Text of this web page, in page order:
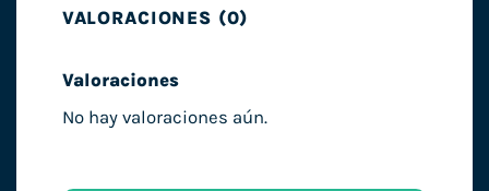
VALORACIONES (0)
Valoraciones
No hay valoraciones aún.